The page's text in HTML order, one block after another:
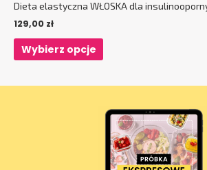
Dieta elastyczna WŁOSKA dla
129,00 zł
Wybierz opcje